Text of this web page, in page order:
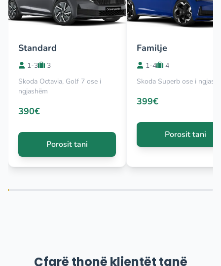
Standard
1-3
3
Skoda Octavia, Golf 7 ose i
ngjashëm
390€
Porosit tani
Familje
1-4
4
Skoda Superb ose i
399€
Porosit tani
Çfarë thonë klientët tanë